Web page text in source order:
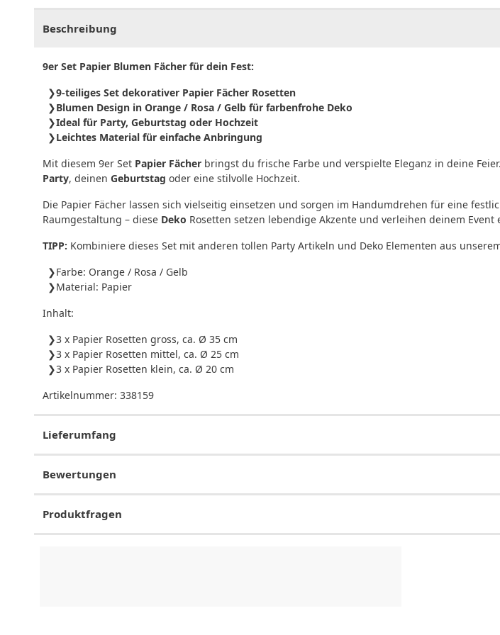
Beschreibung
9er Set Papier Blumen Fächer für dein Fest:
9-teiliges Set dekorativer Papier Fächer Rosetten
Blumen Design in Orange / Rosa / Gelb für farbenfrohe Deko
Ideal für Party, Geburtstag oder Hochzeit
Leichtes Material für einfache Anbringung
Mit diesem 9er Set Papier Fächer bringst du frische Farbe und verspielte Eleganz in deine
Party, deinen Geburtstag oder eine stilvolle Hochzeit.
Die Papier Fächer lassen sich vielseitig einsetzen und sorgen im Handumdrehen für eine
Raumgestaltung – diese Deko Rosetten setzen lebendige Akzente und verleihen deinem Event
TIPP: Kombiniere dieses Set mit anderen tollen Party Artikeln und Deko Elementen aus
Farbe: Orange / Rosa / Gelb
Material: Papier
Inhalt:
3 x Papier Rosetten gross, ca. Ø 35 cm
3 x Papier Rosetten mittel, ca. Ø 25 cm
3 x Papier Rosetten klein, ca. Ø 20 cm
Artikelnummer: 338159
Lieferumfang
Bewertungen
Produktfragen